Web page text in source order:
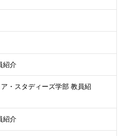
紹介
・スタディーズ学部 教員紹
紹介